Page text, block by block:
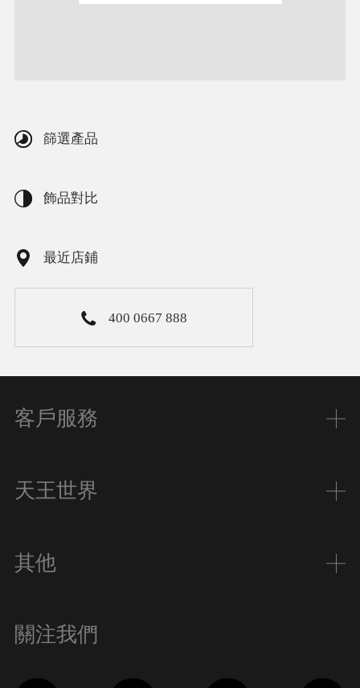
篩選產品
飾品對比
最近店鋪
400 0667 888
客戶服務
天王世界
其他
關注我們